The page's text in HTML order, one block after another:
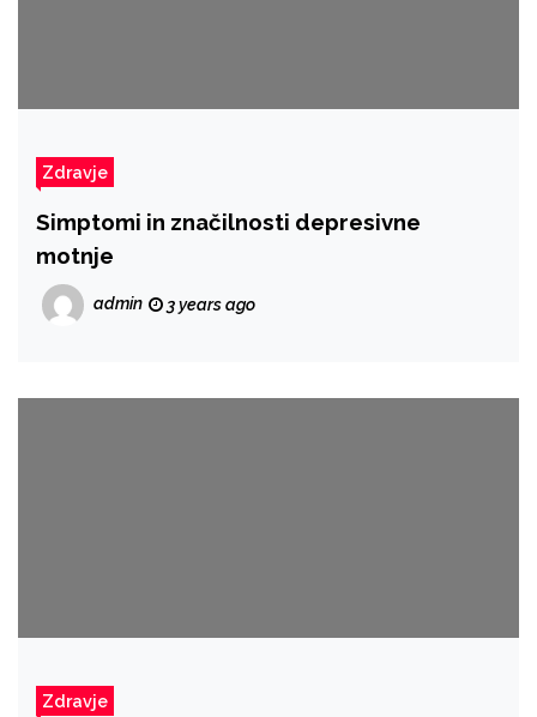
Zdravje
Simptomi in značilnosti depresivne
motnje
admin 3 years ago
Zdravje